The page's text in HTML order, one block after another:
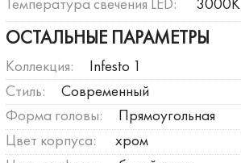
Температура свечения LED: 3000К
ОСТАЛЬНЫЕ ПАРАМЕТРЫ
Коллекция:
Infesto 1
Стиль:
Современный
Форма головы:
Прямоугольная
Цвет корпуса:
хром